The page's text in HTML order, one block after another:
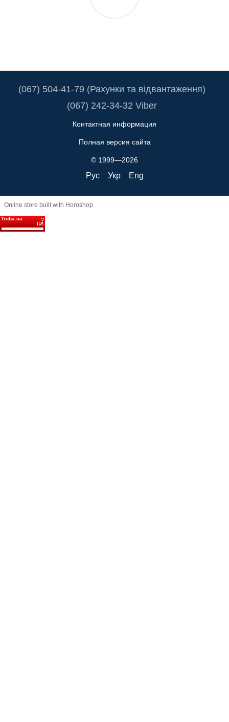
(067) 504-41-79 (Рахунки та відвантаження)
(067) 242-34-32 Viber
Контактная информация
Полная версия сайта
© 1999—2026
Рус Укр Eng
Online store built with Horoshop
Truba.ua